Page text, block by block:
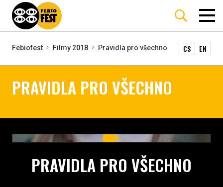
Febiofest Filmy 2018 Pravidla pro všechno CS EN
PRAVIDLA PRO VŠECHNO
PRAVIDLA PRO VŠECHNO